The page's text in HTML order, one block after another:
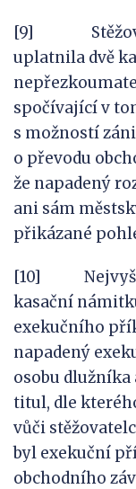
[9]
uplatnila dvě
spočívající v
s možností
o převodu
že napadený
ani sám
přikázané
[10] Nejvyšší
kasační
exekučního
napadený
osobu
titul, dle
vůči
byl exekuční
obchodního